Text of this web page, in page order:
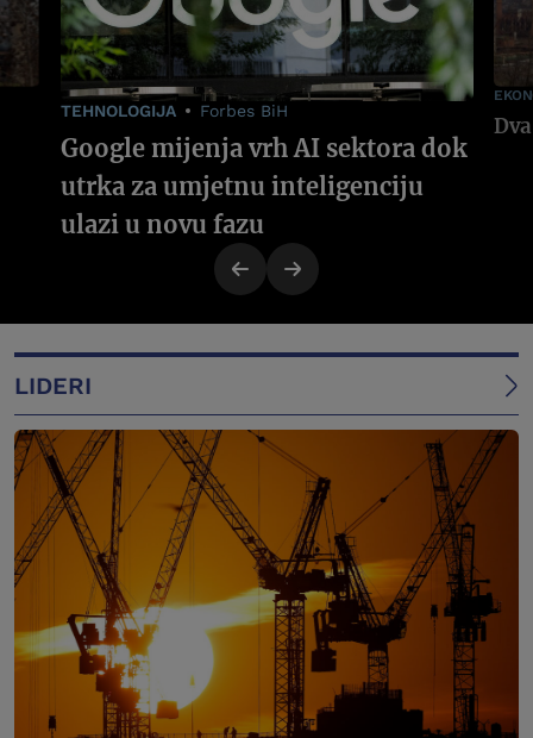
TEHNOLOGIJA Forbes BiH
Google mijenja vrh AI sektora dok
utrka za umjetnu inteligenciju
ulazi u novu fazu
LIDERI